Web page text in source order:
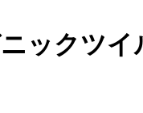
ックツ